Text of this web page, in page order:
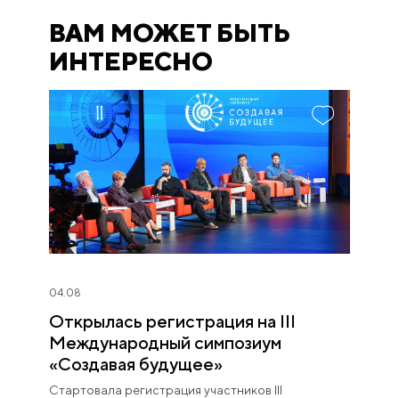
ВАМ МОЖЕТ БЫТЬ
ИНТЕРЕСНО
04.08
Открылась регистрация на III
Международный симпозиум
«Создавая будущее»
Стартовала регистрация участников III